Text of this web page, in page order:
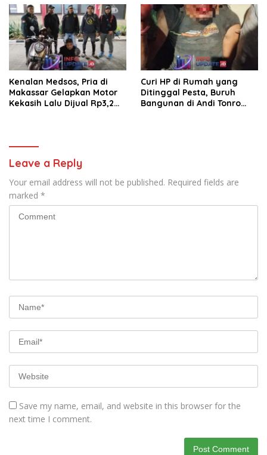
Kenalan Medsos, Pria di
Makassar Gelapkan Motor
Kekasih Lalu Dijual Rp3,2
Curi HP di Rumah yang
Ditinggal Pesta, Buruh
Bangunan di Andi Tonro
Leave a Reply
Your email address will not be published. Required fields are
marked *
Save my name, email, and website in this browser for the
next time I comment.